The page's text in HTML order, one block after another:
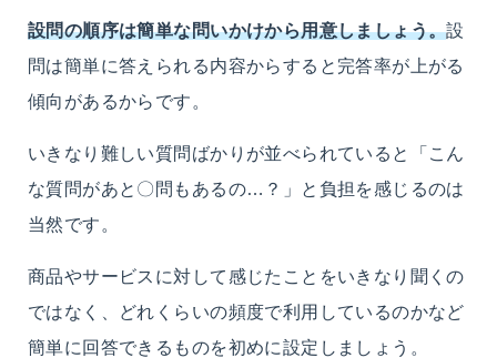
設問の順序は簡単な問いかけから用意しましょう。設
問は簡単に答えられる内容からすると完答率が上がる
傾向があるからです。
いきなり難しい質問ばかりが並べられていると「こん
な質問があと〇問もあるの…？」と負担を感じるのは
当然です。
商品やサービスに対して感じたことをいきなり聞くの
ではなく、どれくらいの頻度で利用しているのかなど
簡単に回答できるものを初めに設定しましょう。